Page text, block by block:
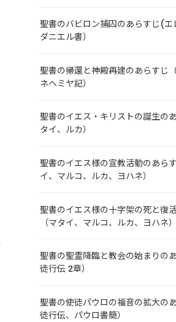
聖書のバビロン捕囚のあらすじ(エ
ダニエル書）
聖書の帰還と神殿再建のあらすじ（
ネヘミヤ記）
聖書のイエス・キリストの誕生の
タイ、ルカ）
聖書のイエス様の宣教活動のあら
イ、マルコ、ルカ、ヨハネ）
聖書のイエス様の十字架の死と復
（マタイ、マルコ、ルカ、ヨハネ）
聖書の聖霊降臨と教会の始まりの
徒行伝 2章）
聖書の使徒パウロの福音の拡大の
徒行伝、パウロ書簡）